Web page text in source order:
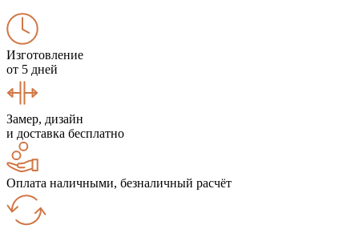
Изготовление
от 5 дней
Замер, дизайн
и доставка бесплатно
Оплата наличными, безналичный расчёт